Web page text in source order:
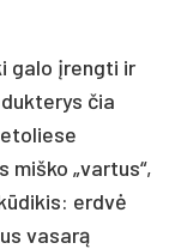
galo įrengti ir
čia
„vartus“,
erdvė
vasarą